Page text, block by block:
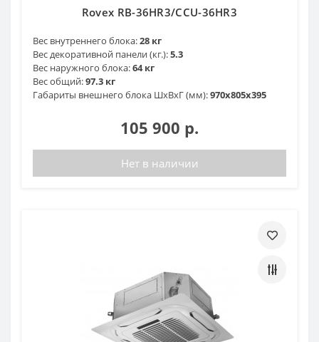
Rovex RB-36HR3/CCU-36HR3
Вес внутреннего блока:28 кг
Вес декоративной панели (кг.):5.3
Вес наружного блока:64 кг
Вес общий:97.3 кг
Габариты внешнего блока ШхВхГ (мм):970х805х395
105 900 р.
Нет в наличии